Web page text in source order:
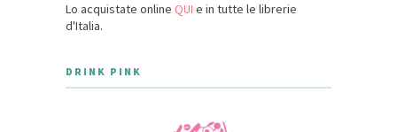
Lo acquistate online QUI e in tutte le librerie
d'Italia.
DRINK PINK